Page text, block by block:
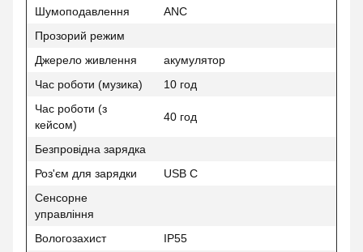
Шумоподавлення
ANC
Прозорий режим
Джерело живлення
акумулятор
Час роботи (музика)
10 год
Час роботи (з
кейсом)
40 год
Безпровідна зарядка
Роз'єм для зарядки
USB C
Сенсорне
управління
Вологозахист
IP55